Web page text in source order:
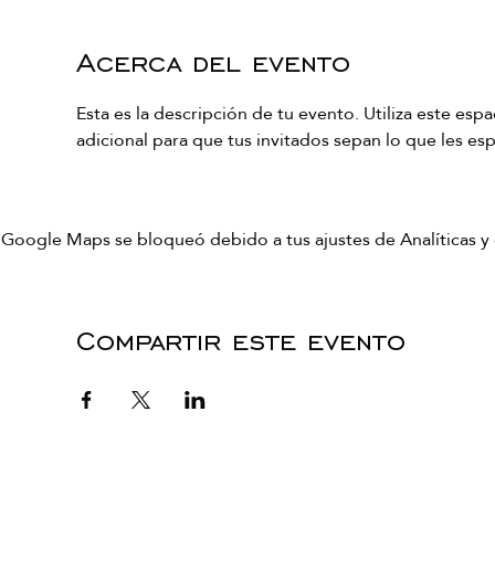
Acerca del evento
Esta es la descripción de tu evento. Utiliza este
Google Maps se bloqueó debido a tus ajustes de Analíticas
Compartir este evento